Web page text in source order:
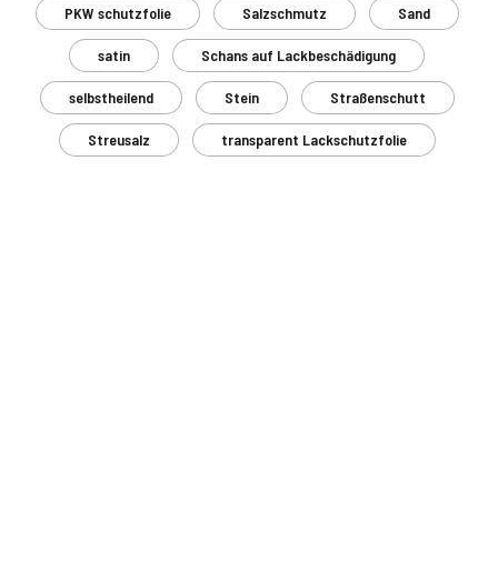
PKW schutzfolie Salzschmutz Sand
satin Schans auf Lackbeschädigung
selbstheilend Stein Straßenschutt
Streusalz transparent Lackschutzfolie